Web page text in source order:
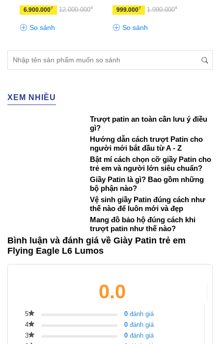
6.900.000₫ 12.000.000₫
So sánh
999.000₫ 1.990.000₫
So sánh
XEM NHIỀU
Trượt patin an toàn cần lưu ý điều
gì?
Hướng dẫn cách trượt Patin cho
người mới bắt đầu từ A - Z
Bật mí cách chọn cỡ giầy Patin cho
trẻ em và người lớn siêu chuẩn?
Giầy Patin là gì? Bao gồm những
bộ phận nào?
Vệ sinh giầy Patin đúng cách như
thế nào để luôn mới và đẹp
Mang đồ bảo hộ đúng cách khi
trượt patin như thế nào?
Bình luận và đánh giá về Giày Patin trẻ em
Flying Eagle L6 Lumos
0.0
5 0 đánh giá
4
0 đánh giá
3
0 đánh giá